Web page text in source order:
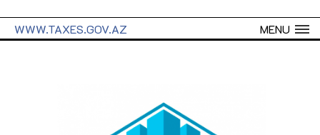
MENU
WWW.TAXES.GOV.AZ